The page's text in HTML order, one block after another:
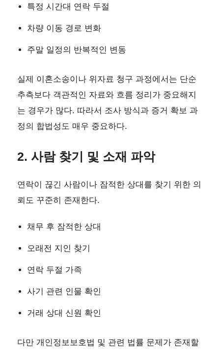
특정 시간대 연락 두절
차량 이동 경로 변화
주말 일정의 반복적인 변동
실제 이혼소송이나 위자료 청구 과정에서는 단순
추측보다 객관적인 자료와 흐름 정리가 중요해지
는 경우가 많다. 따라서 조사 방식과 증거 확보 과
정의 합법성도 매우 중요하다.
2. 사람 찾기 및 소재 파악
연락이 끊긴 사람이나 잠적한 상대를 찾기 위한 의
뢰도 꾸준히 존재한다.
채무 후 잠적한 상대
오래전 지인 찾기
연락 두절 가족
사기 관련 인물 확인
거래 상대 신원 확인
다만 개인정보보호법 및 관련 법률 문제가 존재할